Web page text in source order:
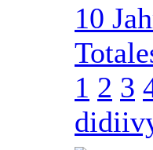
10
1 2 3